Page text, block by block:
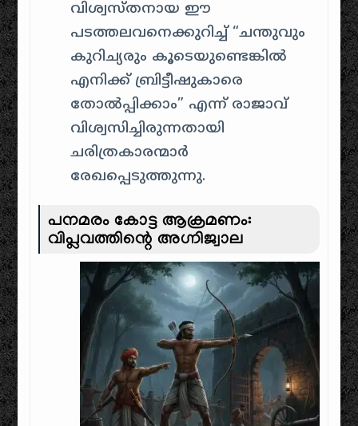
വിശ്വസ്തനായ ഈ
പടത്തലവനെക്കുറിച്ച് “ചന്തുവും
കുറിച്യരും കൂടെയുണ്ടെങ്കിൽ
എനിക്ക് ബ്രിട്ടീഷുകാരെ
തോൽപ്പിക്കാം” എന്ന് രാജാവ്
വിശ്വസിച്ചിരുന്നതായി
ചരിത്രകാരന്മാർ
രേഖപ്പെടുത്തുന്നു.
പനമരം കോട്ട ആക്രമണം:
വിപ്ലവത്തിന്റെ അഗ്നിജ്വാല